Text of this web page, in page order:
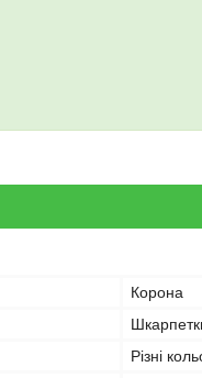
Корона
Різні